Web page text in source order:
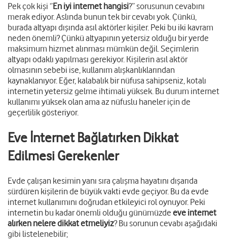
Pek çok kişi ‘’En iyi internet hangisi?’’ sorusunun cevabını
merak ediyor. Aslında bunun tek bir cevabı yok. Çünkü,
burada altyapı dışında asıl aktörler kişiler. Peki bu iki kavram
neden önemli? Çünkü altyapının yetersiz olduğu bir yerde
maksimum hizmet alınması mümkün değil. Seçimlerin
altyapı odaklı yapılması gerekiyor. Kişilerin asıl aktör
olmasının sebebi ise, kullanım alışkanlıklarından
kaynaklanıyor. Eğer, kalabalık bir nüfusa sahipseniz, kotalı
internetin yetersiz gelme ihtimali yüksek. Bu durum internet
kullanımı yüksek olan ama az nüfuslu haneler için de
geçerlilik gösteriyor.
Eve İnternet Bağlatırken Dikkat
Edilmesi Gerekenler
Evde çalışan kesimin yanı sıra çalışma hayatını dışarıda
sürdüren kişilerin de büyük vakti evde geçiyor. Bu da evde
internet kullanımını doğrudan etkileyici rol oynuyor. Peki
internetin bu kadar önemli olduğu günümüzde eve internet
alırken nelere dikkat etmeliyiz? Bu sorunun cevabı aşağıdaki
gibi listelenebilir;